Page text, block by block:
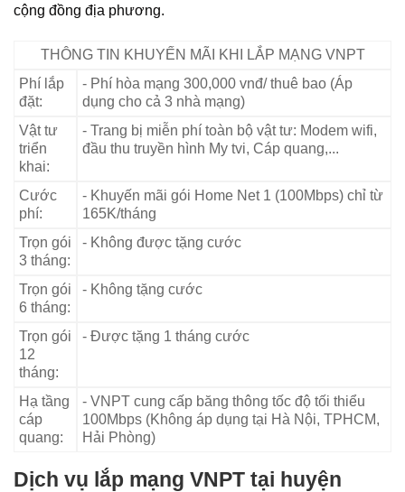
cộng đồng địa phương.
THÔNG TIN KHUYẾN MÃI KHI LẮP MẠNG VNPT
Phí lắp
đặt:
- Phí hòa mạng 300,000 vnđ/ thuê bao (Áp
dụng cho cả 3 nhà mạng)
Vật tư
triển
khai:
- Trang bị miễn phí toàn bộ vật tư: Modem wifi,
đầu thu truyền hình My tvi, Cáp quang,...
Cước
phí:
- Khuyến mãi gói Home Net 1 (100Mbps) chỉ từ
165K/tháng
Trọn gói
3 tháng:
- Không được tặng cước
Trọn gói
6 tháng:
- Không tặng cước
Trọn gói
12
tháng:
- Được tặng 1 tháng cước
Hạ tầng
cáp
quang:
- VNPT cung cấp băng thông tốc độ tối thiểu
100Mbps (Không áp dụng tại Hà Nội, TPHCM,
Hải Phòng)
Dịch vụ lắp mạng VNPT tại huyện